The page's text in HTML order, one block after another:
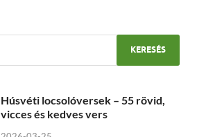
Húsvéti locsolóversek – 55 rövid,
vicces és kedves vers